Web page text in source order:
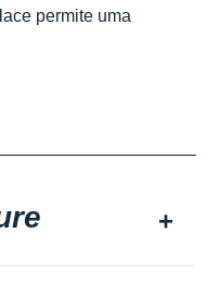
permite uma